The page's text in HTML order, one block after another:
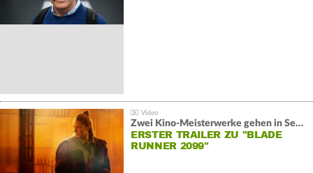
Zwei Kino-Meisterwerke gehen in Serie:
ERSTER TRAILER ZU "BLADE
RUNNER 2099"